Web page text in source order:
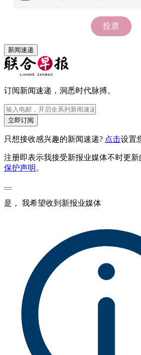
新闻速递
订阅新闻速递，洞悉时代脉搏。
立即订阅
只想接收感兴趣的新闻速递? 点击设置
注册即表示我接受新报业媒体不时更新
保护声明 。
是， 我希望收到新报业媒体